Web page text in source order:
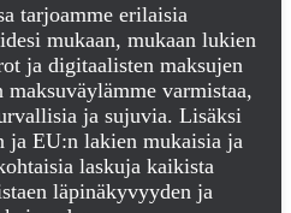
tarjoamme erilaisia
mukaan, mukaan lukien
ja digitaalisten maksujen
varmistaa,
ja sujuvia. Lisäksi
ja EU:n lakien mukaisia ja
laskuja kaikista
läpinäkyvyyden ja